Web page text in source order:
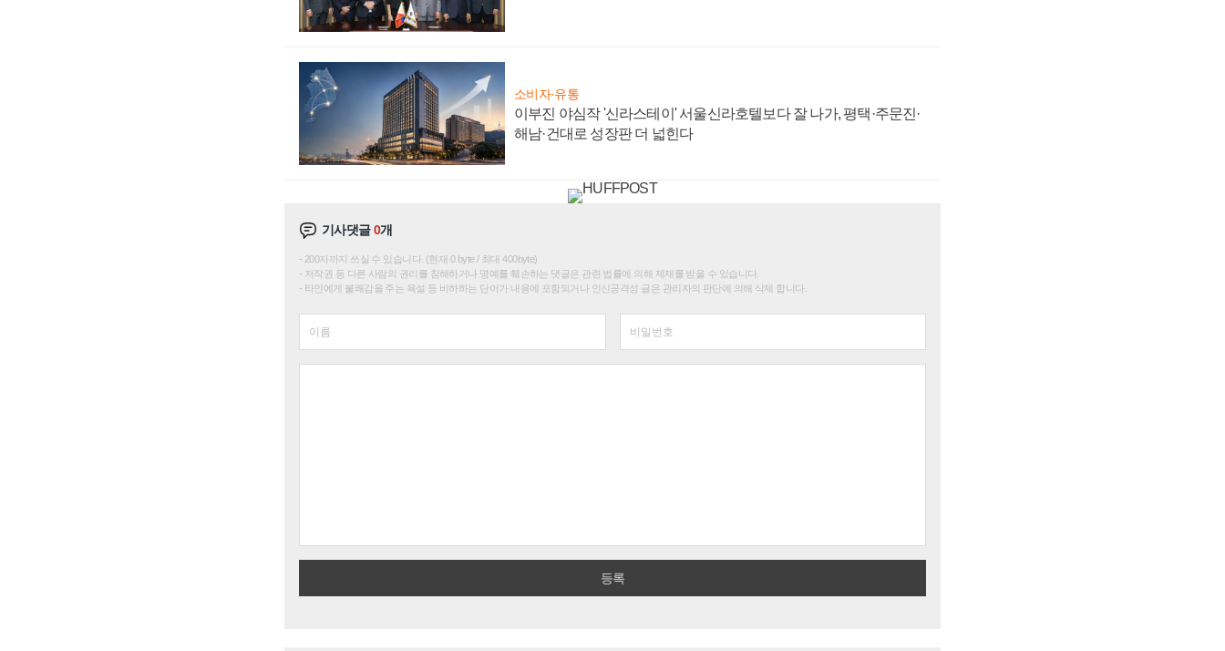
소비자·유통
이부진 야심작 '신라스테이' 서울신라호텔보다 잘 나가, 평택·주문진·
해남·건대로 성장판 더 넓힌다
기사댓글0개
200자까지 쓰실 수 있습니다. (현재 0 byte / 최대 400byte)
저작권 등 다른 사람의 권리를 침해하거나 명예를 훼손하는 댓글은 관련 법률에 의해 제재를 받을 수 있습니다.
타인에게 불쾌감을 주는 욕설 등 비하하는 단어가 내용에 포함되거나 인신공격성 글은 관리자의 판단에 의해 삭제 합니다.